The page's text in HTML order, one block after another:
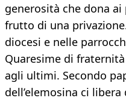
generosità che dona
frutto di una
diocesi e nelle
Quaresime di
agli ultimi. Secondo
dell’elemosina ci